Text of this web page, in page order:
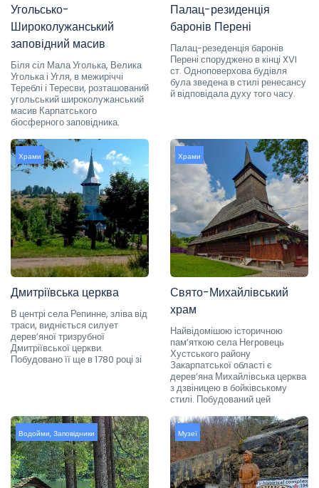
Угольсько-
Широколужанський
заповідний масив
Біля сіл Мала Уголька, Велика
Уголька і Угля, в межиріччі
Тереблі і Тересви, розташований
угольський широколужанський
масив Карпатського
біосферного заповідника.
Палац-резиденція
баронів Перені
Палац-резеденція баронів
Перені споруджено в кінці XVI
ст. Одноповерхова будівля
була зведена в стилі ренесансу
й відповідала духу того часу.
Храми
Дмитріївська церква
В центрі села Репинне, зліва від
траси, видніється силует
дерев’яної тризрубної
Дмитріївської церкви.
Побудовано її ще в 1780 році зі
Храми
Свято-Михайлівський
храм
Найвідомішою історичною
пам’яткою села Негровець
Хустського району
Закарпатської області є
дерев’яна Михайлівська церква
з дзвіницею в бойківському
стилі. Побудований цей
Водойми, Заповідники Музеї